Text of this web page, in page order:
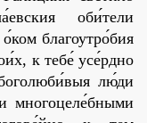
оби́тели
благоутро́бия
к тебе́ усе́рдно
лю́ди
многоцеле́бными